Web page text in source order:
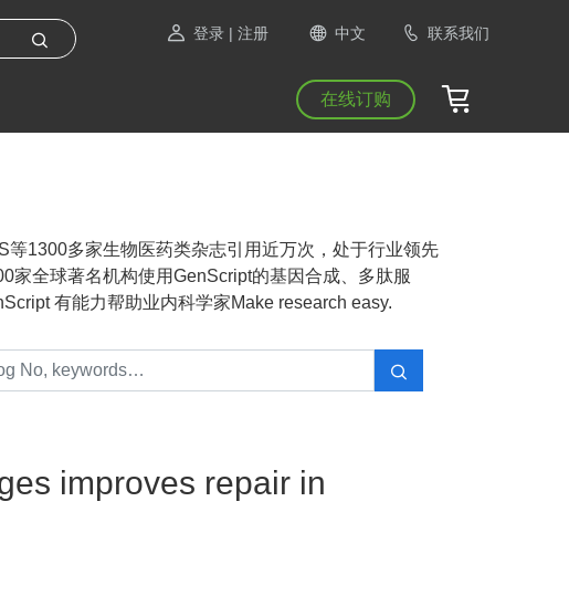
登录 | 注册 中文 联系我们
在线订购
1300多家生物医药类杂志引用近万次，处于行业领先
家全球著名机构使用GenScript的基因合成、多肽服
有能力帮助业内科学家Make research easy.
improves repair in